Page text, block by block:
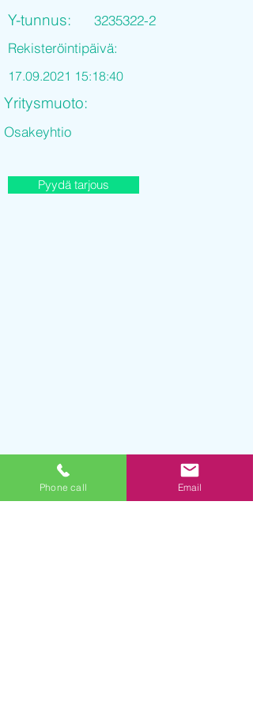
Y-tunnus:
3235322-2
Rekisteröintipäivä:
17.09.2021 15:18:40
Yritysmuoto:
Osakeyhtio
Pyydä tarjous
Phone call Email